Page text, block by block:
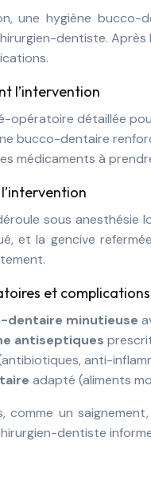
une hygiène
dentiste.
l’intervention
opératoire détaillée
bucco-dentaire
médicaments à
sous anesthésie
et la gencive
et complications
dentaire minutieuse
antiseptiques
anti-
adapté (aliments
comme un
dentiste